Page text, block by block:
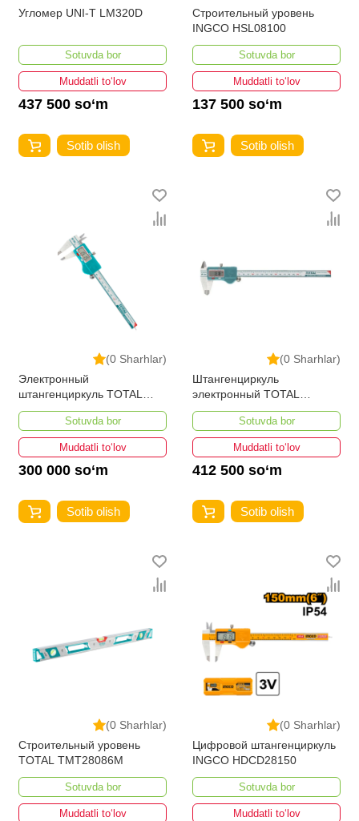
Угломер UNI-T LM320D
Sotuvda bor
Muddatli to‘lov
437 500 so‘m
Sotib olish
Строительный уровень
INGCO HSL08100
Sotuvda bor
Muddatli to‘lov
137 500 so‘m
Sotib olish
(0 Sharhlar)
Электронный
штангенциркуль TOTAL
TMT321506
Sotuvda bor
Muddatli to‘lov
300 000 so‘m
Sotib olish
(0 Sharhlar)
Штангенциркуль
электронный TOTAL
TMT322006
Sotuvda bor
Muddatli to‘lov
412 500 so‘m
Sotib olish
(0 Sharhlar)
Строительный уровень
TOTAL TMT28086M
Sotuvda bor
Muddatli to‘lov
(0 Sharhlar)
Цифровой штангенциркуль
INGCO HDCD28150
Sotuvda bor
Muddatli to‘lov